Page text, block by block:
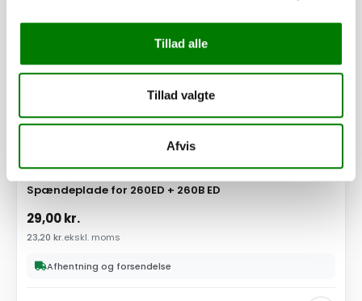
Tillad alle
Tillad valgte
Afvis
SKU: 101911
Spændeplade for 260ED + 260B ED
29,00kr.
23,20 kr.ekskl. moms
Afhentning og forsendelse